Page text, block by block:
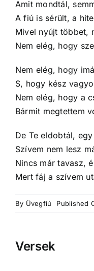
Amit mondtál,
A fiú is sérült, a
Mivel nyújt többet,
Nem elég, hogy
Nem elég, hogy
S, hogy kész
Nem elég, hogy a
Bármit megtettem
De Te eldobtál,
Szívem nem lesz
Nincs már tavasz,
Mert fáj a szívem
By Üvegfiú Published
Versek